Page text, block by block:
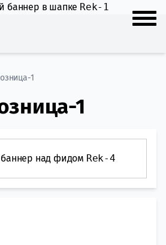
баннер в шапке Rek-1
1
1
над фидом Rek-4